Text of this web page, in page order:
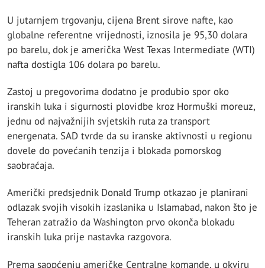
U jutarnjem trgovanju, cijena Brent sirove nafte, kao
globalne referentne vrijednosti, iznosila je 95,30 dolara
po barelu, dok je američka West Texas Intermediate (WTI)
nafta dostigla 106 dolara po barelu.
Zastoj u pregovorima dodatno je produbio spor oko
iranskih luka i sigurnosti plovidbe kroz Hormuški moreuz,
jednu od najvažnijih svjetskih ruta za transport
energenata. SAD tvrde da su iranske aktivnosti u regionu
dovele do povećanih tenzija i blokada pomorskog
saobraćaja.
Američki predsjednik Donald Trump otkazao je planirani
odlazak svojih visokih izaslanika u Islamabad, nakon što je
Teheran zatražio da Washington prvo okonča blokadu
iranskih luka prije nastavka razgovora.
Prema saopćenju američke Centralne komande, u okviru